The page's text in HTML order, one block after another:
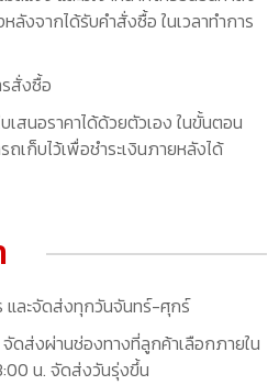
ลังจากได้รับคำสั่งซื้อ ในเวลาทำการ
สั่งซื้อ
สนอราคาได้ด้วยตัวเอง ในขั้นตอน
ถเก็บไว้เพื่อชำระเงินภายหลังได้
และจัดส่งทุกวันจันทร์-ศุกร์
ดส่งผ่านช่องทางที่ลูกค้าเลือกภายใน
น. จัดส่งวันรุ่งขึ้น